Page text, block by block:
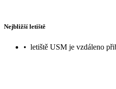
Nejbližší letiště
• letiště USM je vzdáleno